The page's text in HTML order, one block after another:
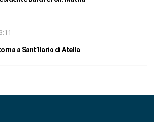
a Sant’Ilario di Atella